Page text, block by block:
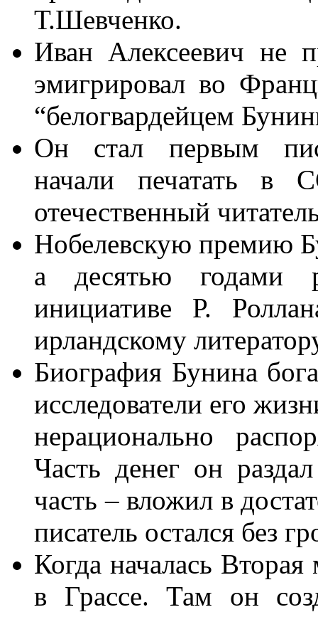
Т.Шевченко.
Иван Алексеевич не
эмигрировал во
“белогвардейцем
Он стал первым
начали печатать в
отечественный
Нобелевскую премию
а десятью годами
инициативе Р.
ирландскому
Биография Бунина
исследователи его
нерационально
Часть денег он
часть – вложил в
писатель остался без
Когда началась
в Грассе. Там он